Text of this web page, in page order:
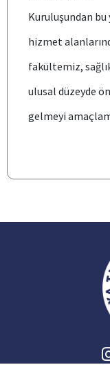
İLETİŞİM
Kuruluşundan
hizmet
fakültemiz,
ulusal düzeyde
gelmeyi